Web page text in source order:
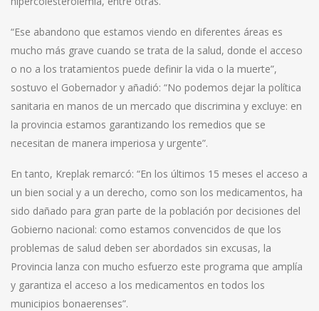
“Ese abandono que estamos viendo en diferentes áreas es
mucho más grave cuando se trata de la salud, donde el acceso
o no a los tratamientos puede definir la vida o la muerte”,
sostuvo el Gobernador y añadió: “No podemos dejar la política
sanitaria en manos de un mercado que discrimina y excluye: en
la provincia estamos garantizando los remedios que se
necesitan de manera imperiosa y urgente”.
En tanto, Kreplak remarcó: “En los últimos 15 meses el acceso a
un bien social y a un derecho, como son los medicamentos, ha
sido dañado para gran parte de la población por decisiones del
Gobierno nacional: como estamos convencidos de que los
problemas de salud deben ser abordados sin excusas, la
Provincia lanza con mucho esfuerzo este programa que amplía
y garantiza el acceso a los medicamentos en todos los
municipios bonaerenses”.